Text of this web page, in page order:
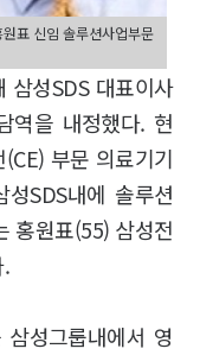
표 신임 솔루션사업부문
삼성SDS 대표이사
역을 내정했다. 현
부문 의료기기
SDS내에 솔루션
홍원표(55) 삼성전
성그룹내에서 영